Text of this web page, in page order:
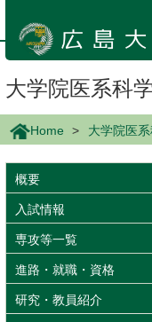
大学院医系科
Home 大学院医
概要
入試情報
専攻等一覧
進路・就職・資格
研究・教員紹介